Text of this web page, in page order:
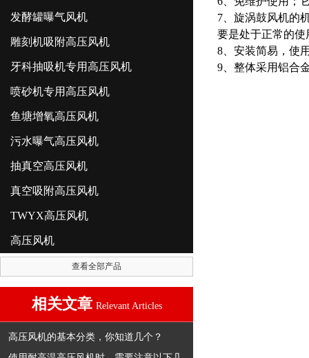
发酵罐曝气风机
雕刻机吸附高压风机
牙科抽吸机专用高压风机
喷砂机专用高压风机
鱼塘增氧高压风机
污水曝气高压风机
抽真空高压风机
真空吸附高压风机
TWYX高压风机
高压风机
查看全部产品
相关文章 Relevant Articles
高压风机的基本分类，你知道几个？
7、旋涡鼓风机的
要是处于正常的
8、安装简易，使
9、整体采用铝合